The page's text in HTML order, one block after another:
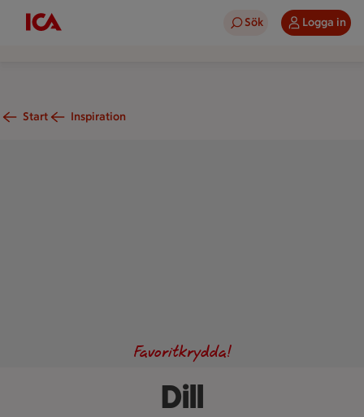
Sök Logga in
Start Inspiration
Dill
Favoritkrydda!